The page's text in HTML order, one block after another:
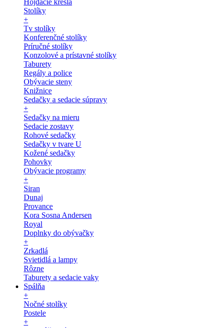
Hojdacie kreslá
Stolíky
+
Tv stolíky
Konferenčné stolíky
Príručné stolíky
Konzolové a prístavné stolíky
Taburety
Regály a police
Obývacie steny
Knižnice
Sedačky a sedacie súpravy
+
Sedačky na mieru
Sedacie zostavy
Rohové sedačky
Sedačky v tvare U
Kožené sedačky
Pohovky
Obývacie programy
+
Siran
Dunaj
Provance
Kora Sosna Andersen
Royal
Doplnky do obývačky
+
Zrkadlá
Svietidlá a lampy
Rôzne
Taburety a sedacie vaky
Spálňa
+
Nočné stolíky
Postele
+